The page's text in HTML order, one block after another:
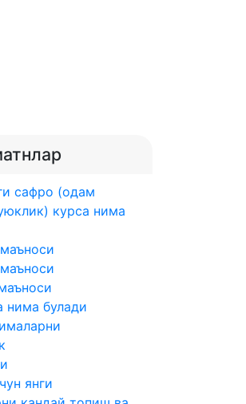
сафро (одам
курса нима
нима булади
янги